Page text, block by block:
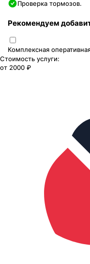
Проверка тормозов.
Рекомендуем
Комплексная
Стоимость услуги:
от 2000 ₽